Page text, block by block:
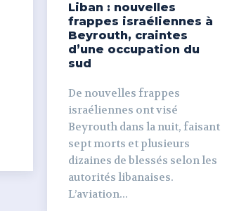
Liban : nouvelles
frappes israéliennes à
Beyrouth, craintes
d’une occupation du
sud
De nouvelles frappes
israéliennes ont visé
Beyrouth dans la nuit, faisant
sept morts et plusieurs
dizaines de blessés selon les
autorités libanaises.
L’aviation...